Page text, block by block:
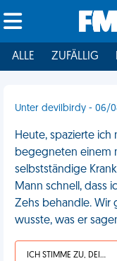
ALLE ZUFÄLLIG
Unter devilbirdy - 06/
Heute, spazierte
begegneten einem
selbstständige
Mann schnell, dass
Zehs behandle. Wir
wusste, was er
ICH STIMME ZU, DEIN LEBEN IST SCHEISSE